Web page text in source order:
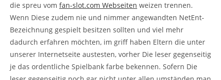
die spreu vom fan-slot.com Webseiten weizen trennen.
Wenn Diese zudem nie und nimmer angewandten NetEnt-
Bezeichnung gespielt besitzen sollten und viel mehr
dadurch erfahren möchten, im griff haben Eltern die unter
unserer Internetseite austesten, vorher Die leser gegenseitig
je das ordentliche Spielbank farbe bekennen. Sofern Die